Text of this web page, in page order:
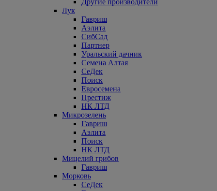
Другие производители
Лук
Гавриш
Аэлита
СибСад
Партнер
Уральский дачник
Семена Алтая
СеДек
Поиск
Евросемена
Престиж
НК ЛТД
Микрозелень
Гавриш
Аэлита
Поиск
НК ЛТД
Мицелий грибов
Гавриш
Морковь
СеДек